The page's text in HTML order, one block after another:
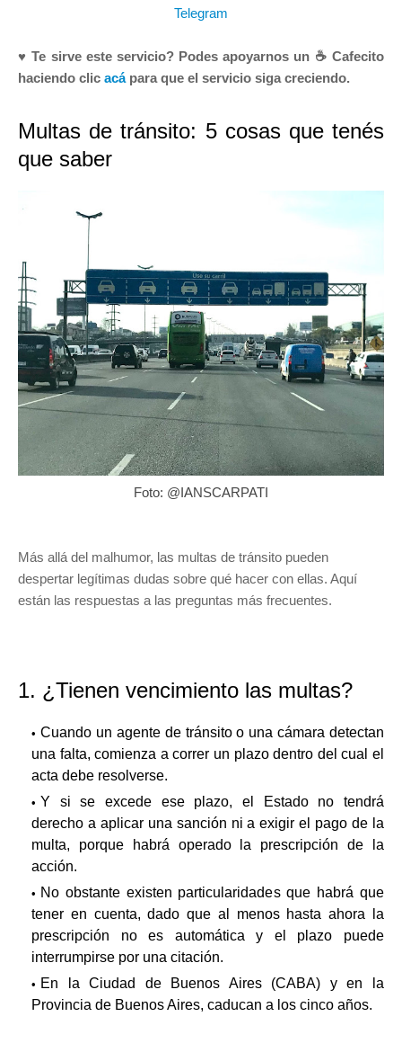
Telegram
♥ Te sirve este servicio? Podes apoyarnos un ☕ Cafecito
haciendo clic acápara que el servicio siga creciendo.
Multas de tránsito: 5 cosas que tenés
que saber
Foto: @IANSCARPATI
Más allá del malhumor, las multas de tránsito pueden
despertar legítimas dudas sobre qué hacer con ellas. Aquí
están las respuestas a las preguntas más frecuentes.
1. ¿Tienen vencimiento las multas?
Cuando un agente de tránsito o una cámara detectan
una falta, comienza a correr un plazo dentro del cual el
acta debe resolverse.
Y si se excede ese plazo, el Estado no tendrá
derecho a aplicar una sanción ni a exigir el pago de la
multa, porque habrá operado la prescripción de la
acción.
No obstante existen particularidades que habrá que
tener en cuenta, dado que al menos hasta ahora la
prescripción no es automática y el plazo puede
interrumpirse por una citación.
En la Ciudad de Buenos Aires (CABA) y en la
Provincia de Buenos Aires, caducan a los cinco años.